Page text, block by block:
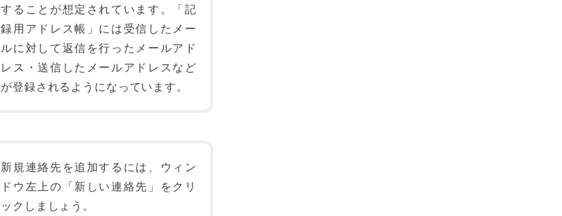
することが想定されています。「記
録用アドレス帳」には受信したメー
ルに対して返信を行ったメールアド
レス・送信したメールアドレスなど
が登録されるようになっています。
新規連絡先を追加するには、ウィン
ドウ左上の「新しい連絡先」をクリ
ックしましょう。